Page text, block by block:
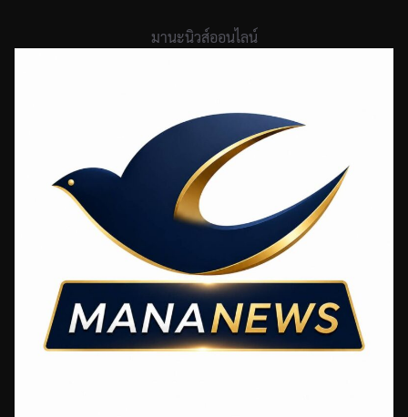
มานะนิวส์ออนไลน์